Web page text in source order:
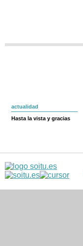
actualidad
Hasta la vista y gracias